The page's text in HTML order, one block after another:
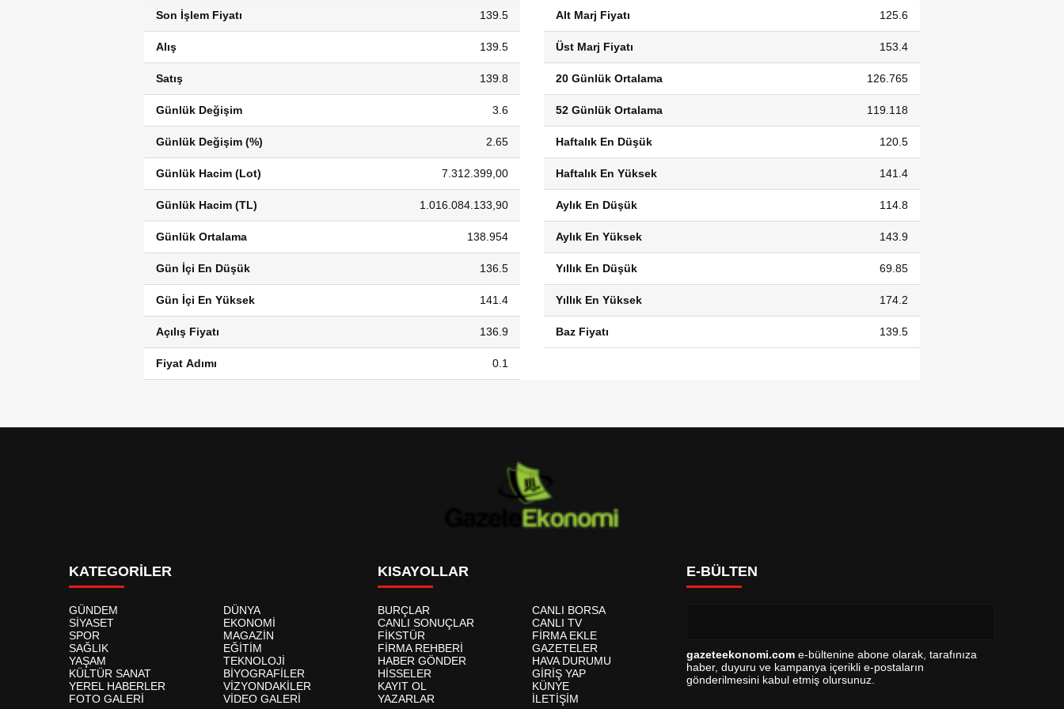
Son İşlem Fiyatı 139.5
Alış 139.5
Satış 139.8
Günlük Değişim 3.6
Günlük Değişim (%) 2.65
Günlük Hacim (Lot) 7.312.399,00
Günlük Hacim (TL) 1.016.084.133,90
Günlük Ortalama 138.954
Gün İçi En Düşük 136.5
Gün İçi En Yüksek 141.4
Açılış Fiyatı 136.9
Fiyat Adımı 0.1
Alt Marj Fiyatı 125.6
Üst Marj Fiyatı 153.4
20 Günlük Ortalama 126.765
52 Günlük Ortalama 119.118
Haftalık En Düşük 120.5
Haftalık En Yüksek 141.4
Aylık En Düşük 114.8
Aylık En Yüksek 143.9
Yıllık En Düşük 69.85
Yıllık En Yüksek 174.2
Baz Fiyatı 139.5
KATEGORİLER
GÜNDEM
DÜNYA
SİYASET
EKONOMİ
SPOR
MAGAZİN
SAĞLIK
EĞİTİM
YAŞAM
TEKNOLOJİ
KÜLTÜR SANAT
BİYOGRAFİLER
YEREL HABERLER
VİZYONDAKİLER
FOTO GALERİ
VİDEO GALERİ
KISAYOLLAR
BURÇLAR
CANLI BORSA
CANLI SONUÇLAR
CANLI TV
FİKSTÜR
FİRMA EKLE
FİRMA REHBERİ
GAZETELER
HABER GÖNDER
HAVA DURUMU
HİSSELER
GİRİŞ YAP
KAYIT OL
KÜNYE
YAZARLAR
İLETİŞİM
E-BÜLTEN
gazeteekonomi.com e-bültenine abone olarak, tarafınıza
haber, duyuru ve kampanya içerikli e-postaların
gönderilmesini kabul etmiş olursunuz.